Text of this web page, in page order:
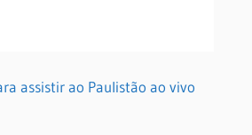
assistir ao Paulistão ao vivo